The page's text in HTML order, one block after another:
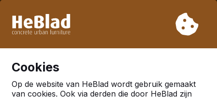
week 33. Houdt u daarom rekening met langere levertijden.
Cookies
Op de website van HeBlad wordt gebruik gemaakt
van cookies. Ook via derden die door HeBlad zijn
Al meer dan 30.000 producten verkocht
Nederland